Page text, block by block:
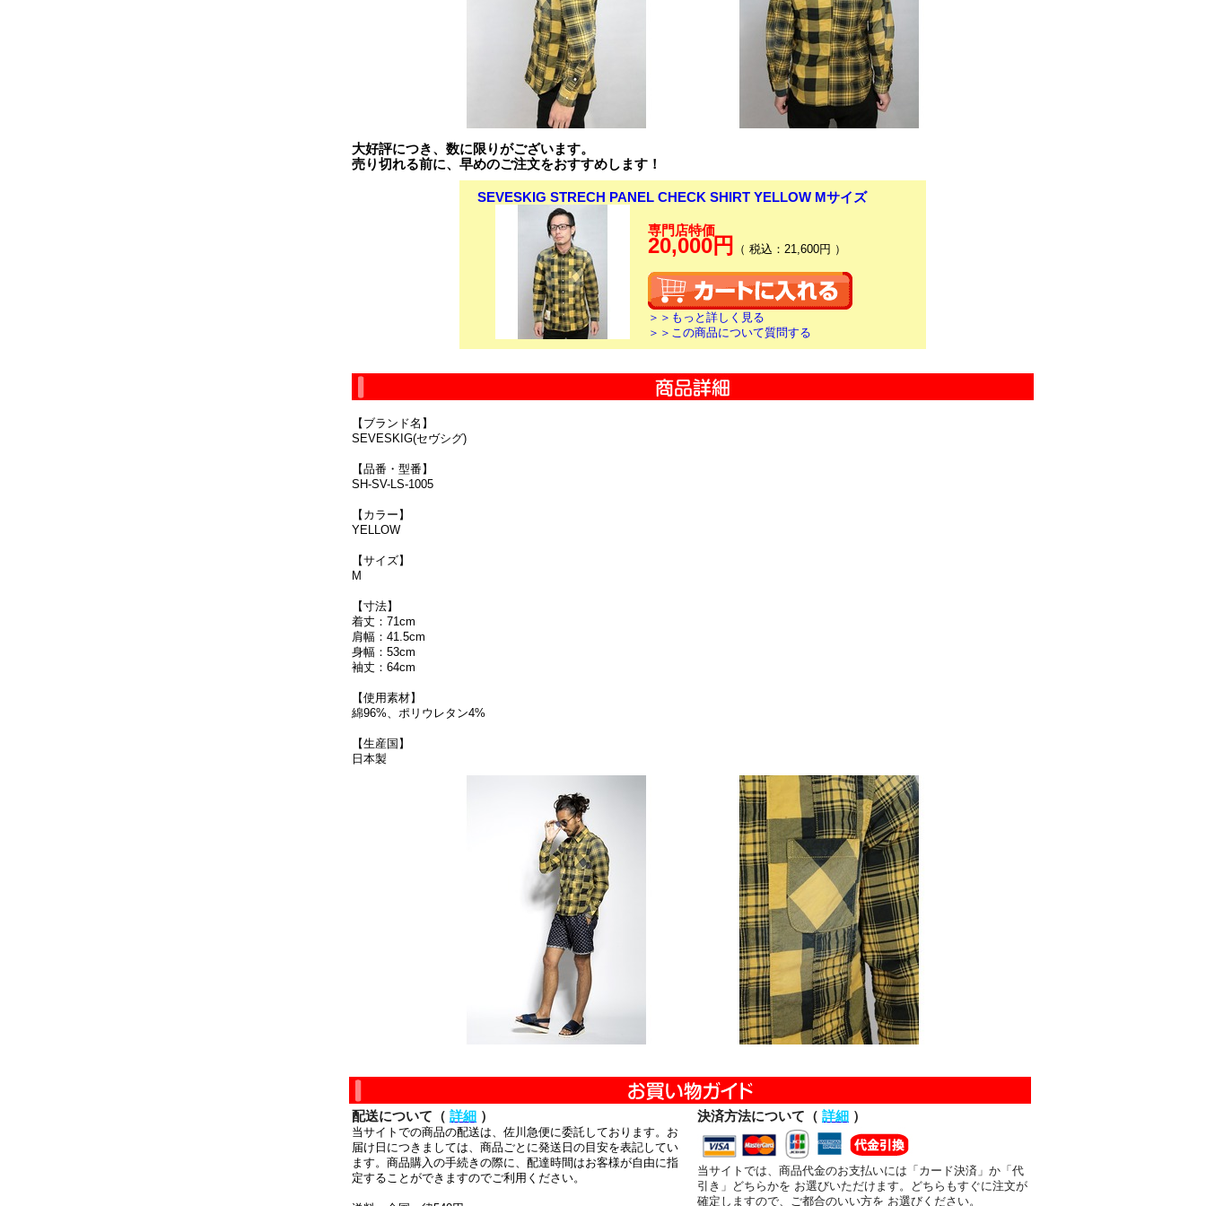
大好評につき、数に限りがございます。
売り切れる前に、早めのご注文をおすすめします！
SEVESKIG STRECH PANEL CHECK SHIRT YELLOW Mサイズ
専門店特価
20,000円 （ 税込：21,600円 ）
＞＞もっと詳しく見る
＞＞この商品について質問する
【ブランド名】
SEVESKIG(セヴシグ)
【品番・型番】
SH-SV-LS-1005
【カラー】
YELLOW
【サイズ】
M
【寸法】
着丈：71cm
肩幅：41.5cm
身幅：53cm
袖丈：64cm
【使用素材】
綿96%、ポリウレタン4%
【生産国】
日本製
配送について（ 詳細 ）
当サイトでの商品の配送は、佐川急便に委託しております。お
届け日につきましては、商品ごとに発送日の目安を表記してい
ます。商品購入の手続きの際に、配達時間はお客様が自由に指
定することができますのでご利用ください。
決済方法について（ 詳細 ）
当サイトでは、商品代金のお支払いには「カード決済」か「代
引き」どちらかを お選びいただけます。どちらもすぐに注文が
確定しますので、ご都合のいい方を お選びください。